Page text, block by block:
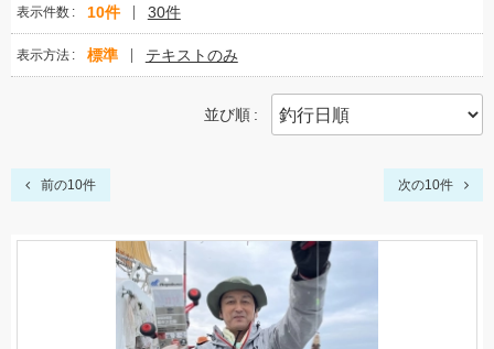
表示件数 10件 30件
表示方法 標準 テキストのみ
並び順
前の10件 次の10件